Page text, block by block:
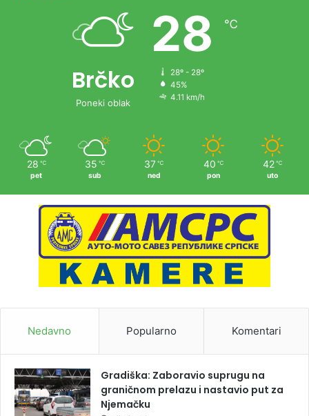
Brčko
Poneki oblak
28 ℃
28º - 28º
45%
4.11 km/h
28 ℃
pet
35 ℃
sub
37 ℃
ned
40 ℃
pon
42 ℃
uto
Nedavno Popularno Komentari
Gradiška: Zaboravio suprugu na
graničnom prelazu i nastavio put za
Njemačku